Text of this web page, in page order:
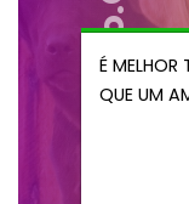
É
QUE UM